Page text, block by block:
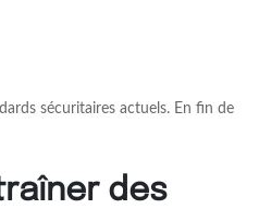
sécuritaires actuels. En fin de
des